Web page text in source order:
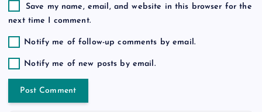
Save my name, email, and website in this browser for the
next time I comment.
Notify me of follow-up comments by email.
Notify me of new posts by email.